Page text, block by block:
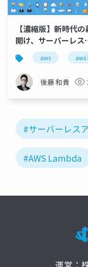
【濃縮版】新時代の
開け、サーバーレス
ーキテクチャの衝撃
〜開発・運用・セキ
リティ・コストがどう
変わる？〜
aws aws
後藤 和貴
#サーバーレス
#AWS Lambda
運営：